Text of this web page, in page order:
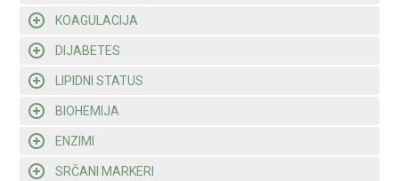
KOAGULACIJA
DIJABETES
LIPIDNI STATUS
BIOHEMIJA
ENZIMI
SRČANI MARKERI